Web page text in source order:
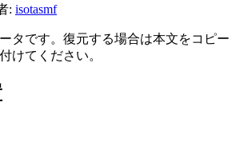
: isotasmf
タです。復元する場合は本文をコピー
けてください。